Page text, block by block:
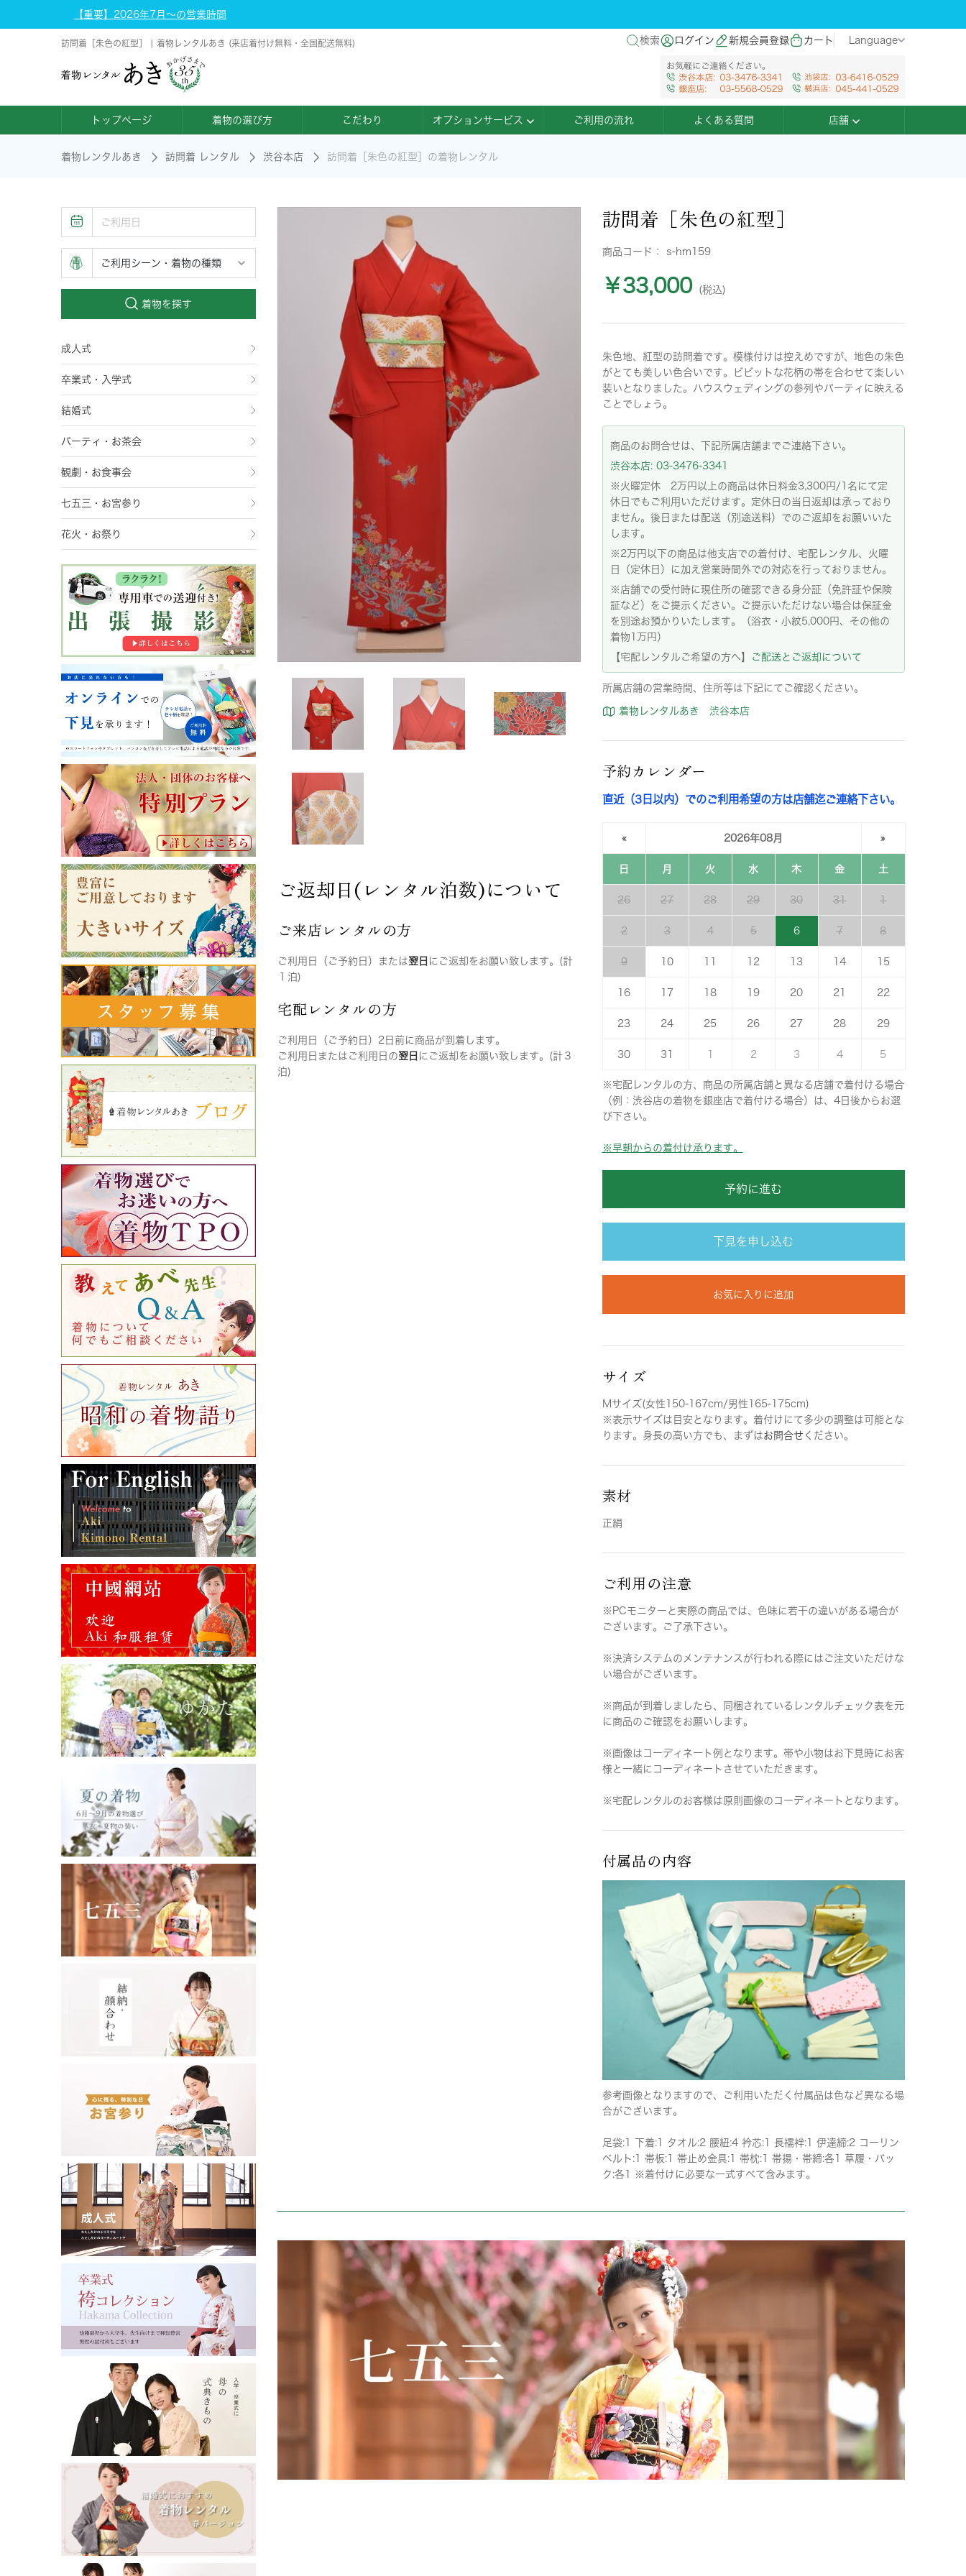
【重要】2026年7月～の営業時間
訪問着［朱色の紅型］ | 着物レンタルあき (来店着付け無料・全国配送無料) 検索 ログイン 新規会員登録 カート Language
トップページ 着物の選び方 こだわり オプションサービス ご利用の流れ よくある質問 店舗
着物レンタルあき 訪問着 レンタル 渋谷本店 訪問着［朱色の紅型］の着物レンタル
着物を探す
成人式
卒業式・入学式
結婚式
パーティ・お茶会
観劇・お食事会
七五三・お宮参り
花火・お祭り
ご返却日(レンタル泊数)について
ご来店レンタルの方
ご利用日（ご予約日）または翌日 にご返却をお願い致します。(計
１泊)
宅配レンタルの方
ご利用日（ご予約日）2日前に商品が到着します。
ご利用日またはご利用日の翌日 にご返却をお願い致します。(計３
泊)
訪問着［朱色の紅型］
商品コード： s-hm159
￥33,000 (税込)
朱色地、紅型の訪問着です。模様付けは控えめですが、地色の朱色
がとても美しい色合いです。ビビットな花柄の帯を合わせて楽しい
装いとなりました。ハウスウェディングの参列やパーティに映える
ことでしょう。
商品のお問合せは、下記所属店舗までご連絡下さい。
渋谷本店: 03-3476-3341
※火曜定休 2万円以上の商品は休日料金3,300円/1名にて定
休日でもご利用いただけます。定休日の当日返却は承っており
ません。後日または配送（別途送料）でのご返却をお願いいた
します。
※2万円以下の商品は他支店での着付け、宅配レンタル、火曜
日（定休日）に加え営業時間外での対応を行っておりません。
※店舗での受付時に現住所の確認できる身分証（免許証や保険
証など）をご提示ください。ご提示いただけない場合は保証金
を別途お預かりいたします。（浴衣・小紋5,000円、その他の
着物1万円）
【宅配レンタルご希望の方へ】
ご配送とご返却について
所属店舗の営業時間、住所等は下記にてご確認ください。
着物レンタルあき 渋谷本店
予約カレンダー
直近（3日以内）でのご利用希望の方は店舗迄ご連絡下さい。
« 2026年08月 »
日 月 火 水 木 金 土
26 27 28 29 30 31 1
2 3 4 5 6 7 8
9 10 12 13 14 15
16 17 18 19 20 21 22
23 24 25 26 27 28 29
30 31 2 3 4 5
※宅配レンタルの方、商品の所属店舗と異なる店舗で着付ける場合
（例：渋谷店の着物を銀座店で着付ける場合）は、4日後からお選
び下さい。
※早朝からの着付け承ります。
予約に進む
下見を申し込む
お気に入りに追加
サイズ
Mサイズ(女性150-167cm/男性165-175cm)
※表示サイズは目安となります。着付けにて多少の調整は可能とな
ります。身長の高い方でも、まずはお問合せ ください。
素材
正絹
ご利用の注意
※PCモニターと実際の商品では、色味に若干の違いがある場合が
ございます。ご了承下さい。
※決済システムのメンテナンスが行われる際にはご注文いただけな
い場合がございます。
※商品が到着しましたら、同梱されているレンタルチェック表を元
に商品のご確認をお願いします。
※画像はコーディネート例となります。帯や小物はお下見時にお客
様と一緒にコーディネートさせていただきます。
※宅配レンタルのお客様は原則画像のコーディネートとなります。
付属品の内容
参考画像となりますので、ご利用いただく付属品は色など異なる場
合がございます。
足袋:1 下着:1 タオル:2 腰紐:4 衿芯:1 長襦袢:1 伊達締:2 コーリン
ベルト:1 帯板:1 帯止め金具:1 帯枕:1 帯揚・帯締:各1 草履・バッ
ク:各1 ※着付けに必要な一式すべて含みます。